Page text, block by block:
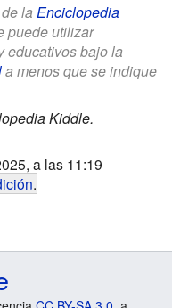
la Enciclopedia
puede utilizar
educativos bajo la
a menos que se indique
Kiddle.
a las 11:19
.